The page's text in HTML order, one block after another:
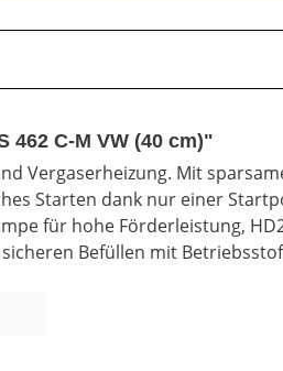
C-M VW (40 cm)"
Vergaserheizung. Mit
Starten dank nur einer
für hohe Förderleistung,
Befüllen mit